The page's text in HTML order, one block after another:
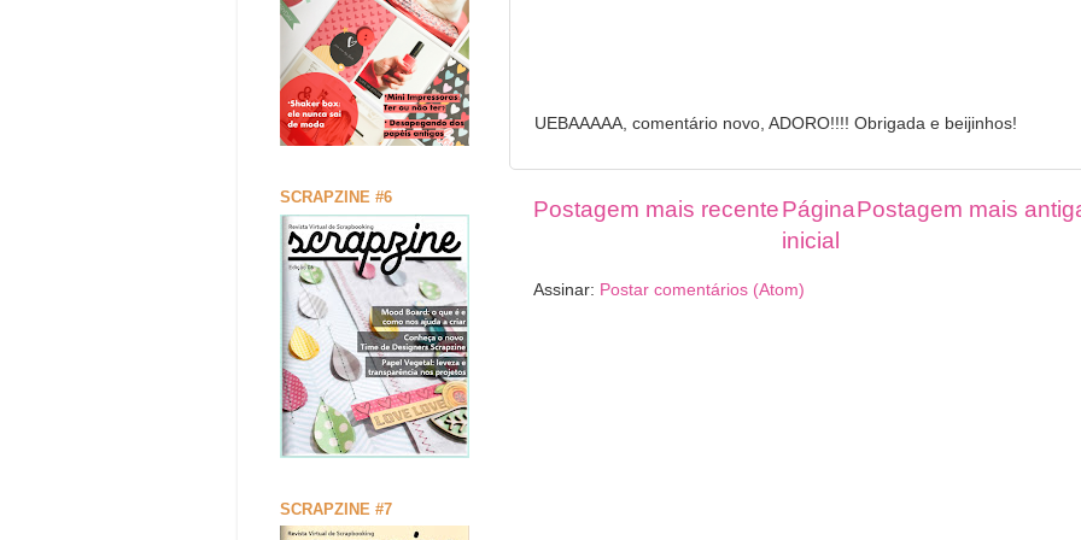
UEBAAAAA, comentário novo, ADORO!!!! Obrigada e beijinhos!
Postagem mais recente Postagem mais
Página
inicial
Assinar: Postar comentários (Atom)
SCRAPZINE #6
SCRAPZINE #7